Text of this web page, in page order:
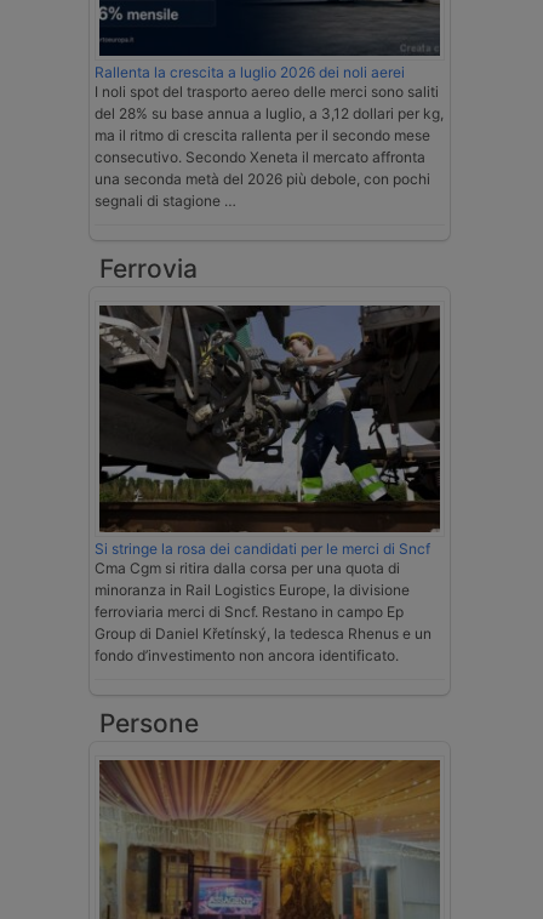
Rallenta la crescita a luglio 2026 dei noli aerei
I noli spot del trasporto aereo delle merci sono saliti
del 28% su base annua a luglio, a 3,12 dollari per kg,
ma il ritmo di crescita rallenta per il secondo mese
consecutivo. Secondo Xeneta il mercato affronta
una seconda metà del 2026 più debole, con pochi
segnali di stagione …
Ferrovia
Si stringe la rosa dei candidati per le merci di Sncf
Cma Cgm si ritira dalla corsa per una quota di
minoranza in Rail Logistics Europe, la divisione
ferroviaria merci di Sncf. Restano in campo Ep
Group di Daniel Křetínský, la tedesca Rhenus e un
fondo d’investimento non ancora identificato.
Persone